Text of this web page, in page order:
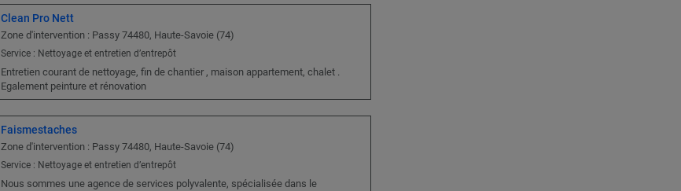
Clean Pro Nett
Zone d'intervention : Passy 74480, Haute-Savoie (74)
Service : Nettoyage et entretien d’entrepôt
Entretien courant de nettoyage, fin de chantier , maison appartement, chalet .
Egalement peinture et rénovation
Faismestaches
Zone d'intervention : Passy 74480, Haute-Savoie (74)
Service : Nettoyage et entretien d’entrepôt
Nous sommes une agence de services polyvalente, spécialisée dans le